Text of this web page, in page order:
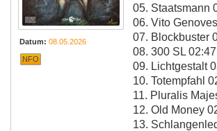
Datum: 08.05.2026
NFO
05. Staatsmann
06. Vito
07. Blockbuster
08. 300 SL 02:47
09. Lichtgestalt
10. Totempfahl
11. Pluralis
12. Old Money
13.